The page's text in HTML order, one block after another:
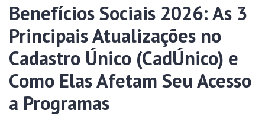
Benefícios Sociais 2026: As 3
Principais Atualizações no
Cadastro Único (CadÚnico) e
Como Elas Afetam Seu Acesso
a Programas